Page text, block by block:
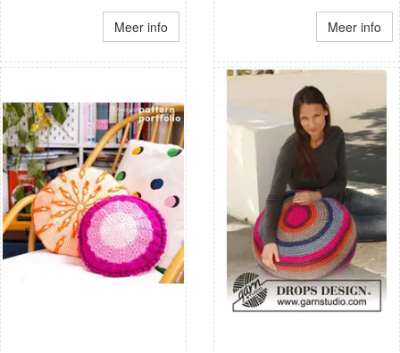
Meer info Meer info